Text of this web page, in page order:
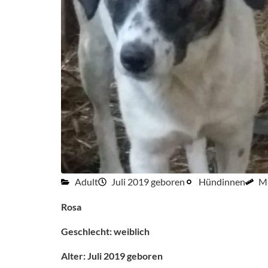
Adult Juli 2019 geboren Hündinnen
Rosa
Geschlecht: weiblich
Alter: Juli 2019 geboren